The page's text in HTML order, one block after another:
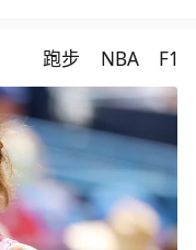
跑步 NBA F1